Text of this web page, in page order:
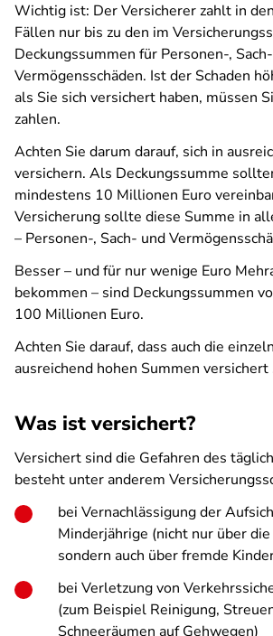
Wichtig ist: Der Versicherer zahlt in
Fällen nur bis zu den im
Deckungssummen für Personen-,
Vermögensschäden. Ist der Schaden
als Sie sich versichert haben, müssen
zahlen.
Achten Sie darum darauf, sich in
versichern. Als Deckungssumme
mindestens 10 Millionen Euro
Versicherung sollte diese Summe in
– Personen-, Sach- und
Besser – und für nur wenige Euro
bekommen – sind Deckungssummen
100 Millionen Euro.
Achten Sie darauf, dass auch die
ausreichend hohen Summen versichert
Was ist versichert?
Versichert sind die Gefahren des
besteht unter anderem
bei Vernachlässigung der
Minderjährige (nicht nur über
sondern auch über fremde
bei Verletzung von
(zum Beispiel Reinigung,
Schneeräumen auf Gehwegen)